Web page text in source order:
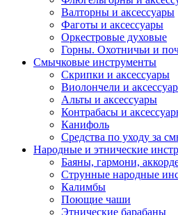
Валторны и аксессуары
Фаготы и аксессуары
Оркестровые духовые
Горны. Охотничьи и
Смычковые инструменты
Скрипки и аксессуары
Виолончели и
Альты и аксессуары
Контрабасы и
Канифоль
Средства по уходу за
Народные и этнические
Баяны, гармони,
Струнные народные
Калимбы
Поющие чаши
Этнические барабаны